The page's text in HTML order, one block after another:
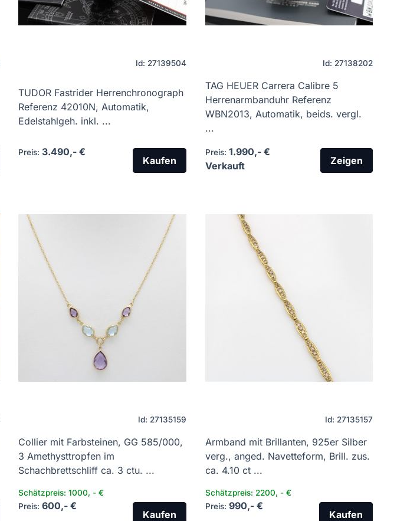
Id: 27139504
TUDOR Fastrider Herrenchronograph
Referenz 42010N, Automatik,
Edelstahlgeh. inkl. ...
Preis: 3.490,- €
Kaufen
Id: 27138202
TAG HEUER Carrera Calibre 5
Herrenarmbanduhr Referenz
WBN2013, Automatik, beids. vergl.
...
Preis: 1.990,- €
Verkauft
Zeigen
Id: 27135159
Collier mit Farbsteinen, GG 585/000,
3 Amethysttropfen im
Schachbrettschliff ca. 3 ctu. ...
Schätzpreis: 1000, - €
Preis: 600,- €
Kaufen
Id: 27135157
Armband mit Brillanten, 925er Silber
verg., anged. Navetteform, Brill. zus.
ca. 4.10 ct ...
Schätzpreis: 2200, - €
Preis: 990,- €
Kaufen